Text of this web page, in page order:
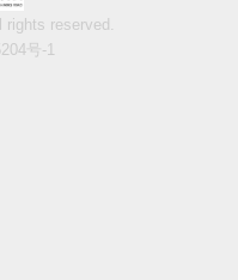
rights reserved.
号-1